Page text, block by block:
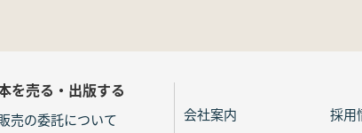
を売る・出版する
売の委託について
会社案内
採用